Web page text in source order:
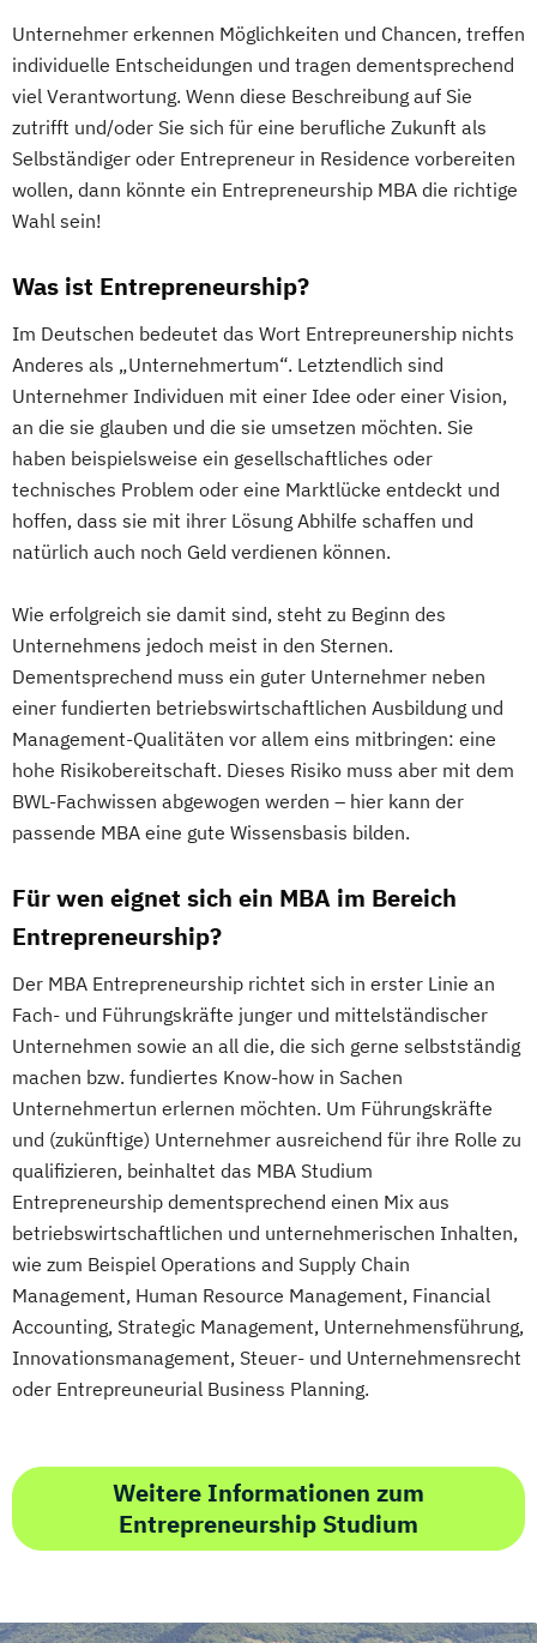
Unternehmer erkennen Möglichkeiten und Chancen, treffen
individuelle Entscheidungen und tragen dementsprechend
viel Verantwortung. Wenn diese Beschreibung auf Sie
zutrifft und/oder Sie sich für eine berufliche Zukunft als
Selbständiger oder Entrepreneur in Residence vorbereiten
wollen, dann könnte ein Entrepreneurship MBA die richtige
Wahl sein!
Was ist Entrepreneurship?
Im Deutschen bedeutet das Wort Entrepreunership nichts
Anderes als „Unternehmertum“. Letztendlich sind
Unternehmer Individuen mit einer Idee oder einer Vision,
an die sie glauben und die sie umsetzen möchten. Sie
haben beispielsweise ein gesellschaftliches oder
technisches Problem oder eine Marktlücke entdeckt und
hoffen, dass sie mit ihrer Lösung Abhilfe schaffen und
natürlich auch noch Geld verdienen können.
Wie erfolgreich sie damit sind, steht zu Beginn des
Unternehmens jedoch meist in den Sternen.
Dementsprechend muss ein guter Unternehmer neben
einer fundierten betriebswirtschaftlichen Ausbildung und
Management-Qualitäten vor allem eins mitbringen: eine
hohe Risikobereitschaft. Dieses Risiko muss aber mit dem
BWL-Fachwissen abgewogen werden – hier kann der
passende MBA eine gute Wissensbasis bilden.
Für wen eignet sich ein MBA im Bereich
Entrepreneurship?
Der MBA Entrepreneurship richtet sich in erster Linie an
Fach- und Führungskräfte junger und mittelständischer
Unternehmen sowie an all die, die sich gerne selbstständig
machen bzw. fundiertes Know-how in Sachen
Unternehmertun erlernen möchten. Um Führungskräfte
und (zukünftige) Unternehmer ausreichend für ihre Rolle zu
qualifizieren, beinhaltet das MBA Studium
Entrepreneurship dementsprechend einen Mix aus
betriebswirtschaftlichen und unternehmerischen Inhalten,
wie zum Beispiel Operations and Supply Chain
Management, Human Resource Management, Financial
Accounting, Strategic Management, Unternehmensführung,
Innovationsmanagement, Steuer- und Unternehmensrecht
oder Entrepreuneurial Business Planning.
Weitere Informationen zum
Entrepreneurship Studium